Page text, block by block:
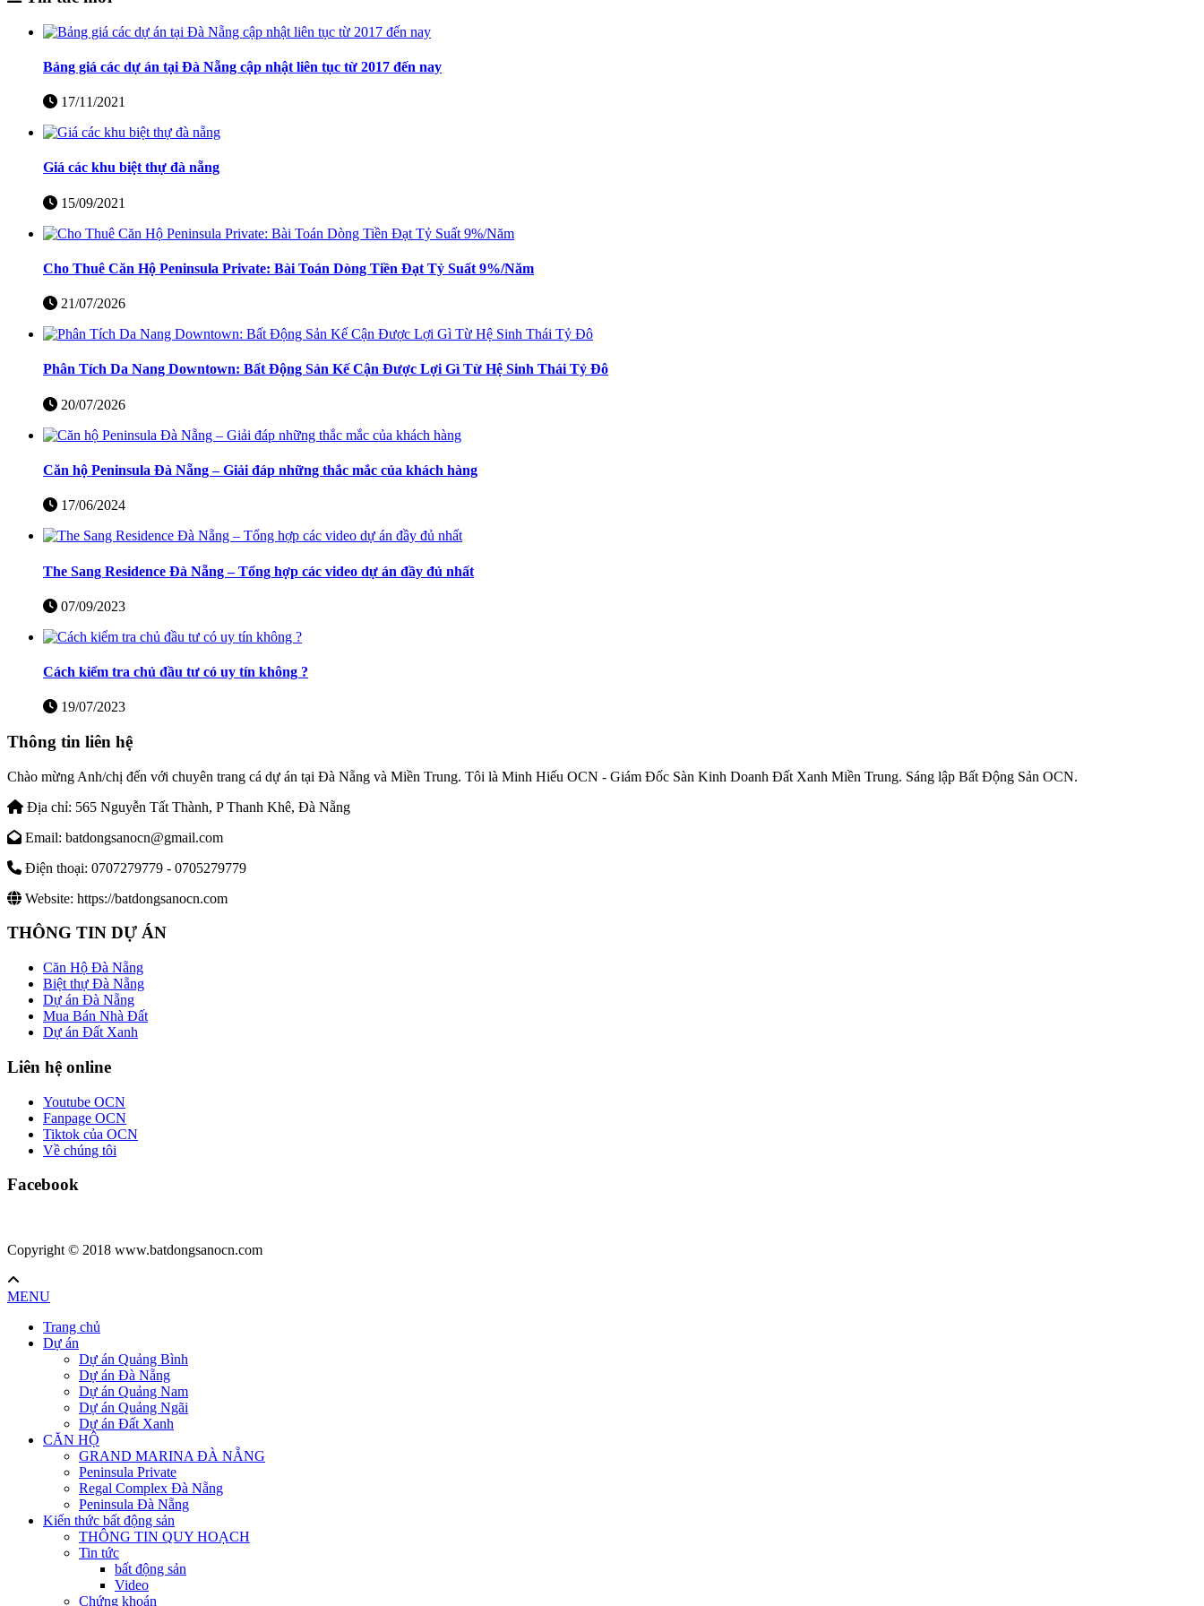
Bảng giá các dự án tại Đà Nẵng cập nhật liên tục từ 2017 đến nay
17/11/2021
Giá các khu biệt thự đà nẵng
15/09/2021
Cho Thuê Căn Hộ Peninsula Private: Bài Toán Dòng Tiền Đạt Tỷ Suất 9%/Năm
21/07/2026
Phân Tích Da Nang Downtown: Bất Động Sản Kế Cận Được Lợi Gì Từ Hệ Sinh Thái Tỷ Đô
20/07/2026
Căn hộ Peninsula Đà Nẵng – Giải đáp những thắc mắc của khách hàng
17/06/2024
The Sang Residence Đà Nẵng – Tổng hợp các video dự án đầy đủ nhất
07/09/2023
Cách kiểm tra chủ đầu tư có uy tín không ?
19/07/2023
Thông tin liên hệ
Chào mừng Anh/chị đến với chuyên trang cá dự án tại Đà Nẵng và Miền Trung. Tôi là Minh Hiếu OCN - Giám Đốc Sàn Kinh Doanh Đất Xanh Miền Trung. Sáng lập Bất Động Sản OCN.
Địa chỉ: 565 Nguyễn Tất Thành, P Thanh Khê, Đà Nẵng
Email: batdongsanocn@gmail.com
Điện thoại: 0707279779 - 0705279779
Website: https://batdongsanocn.com
THÔNG TIN DỰ ÁN
Căn Hộ Đà Nẵng
Biệt thự Đà Nẵng
Dự án Đà Nẵng
Mua Bán Nhà Đất
Dự án Đất Xanh
Liên hệ online
Youtube OCN
Fanpage OCN
Tiktok của OCN
Về chúng tôi
Facebook
Copyright © 2018 www.batdongsanocn.com
MENU
Trang chủ
Dự án
Dự án Quảng Bình
Dự án Đà Nẵng
Dự án Quảng Nam
Dự án Quảng Ngãi
Dự án Đất Xanh
CĂN HỘ
GRAND MARINA ĐÀ NẴNG
Peninsula Private
Regal Complex Đà Nẵng
Peninsula Đà Nẵng
Kiến thức bất động sản
THÔNG TIN QUY HOẠCH
Tin tức
bất động sản
Video
Chứng khoán